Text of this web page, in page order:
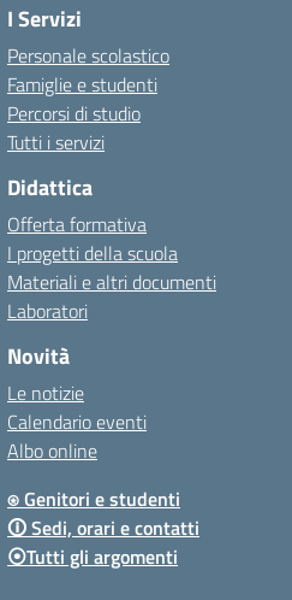
I Servizi
Personale scolastico
Famiglie e studenti
Percorsi di studio
Tutti i servizi
Didattica
Offerta formativa
I progetti della scuola
Materiali e altri documenti
Laboratori
Novità
Le notizie
Calendario eventi
Albo online
⍟ Genitori e studenti
🛈 Sedi, orari e contatti
⦿Tutti gli argomenti